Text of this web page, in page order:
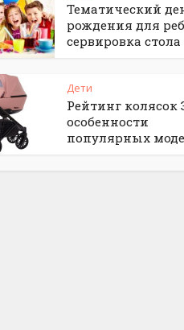
Тематический
рождения для
сервировка стола
Дети
Рейтинг колясок
особенности
популярных